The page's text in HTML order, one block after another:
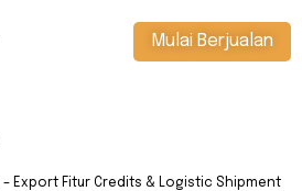
Mulai Berjualan
– Export Fitur Credits & Logistic Shipment